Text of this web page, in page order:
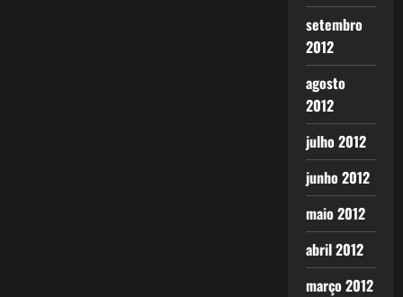
setembro
2012
agosto
2012
julho 2012
junho 2012
maio 2012
abril 2012
março 2012